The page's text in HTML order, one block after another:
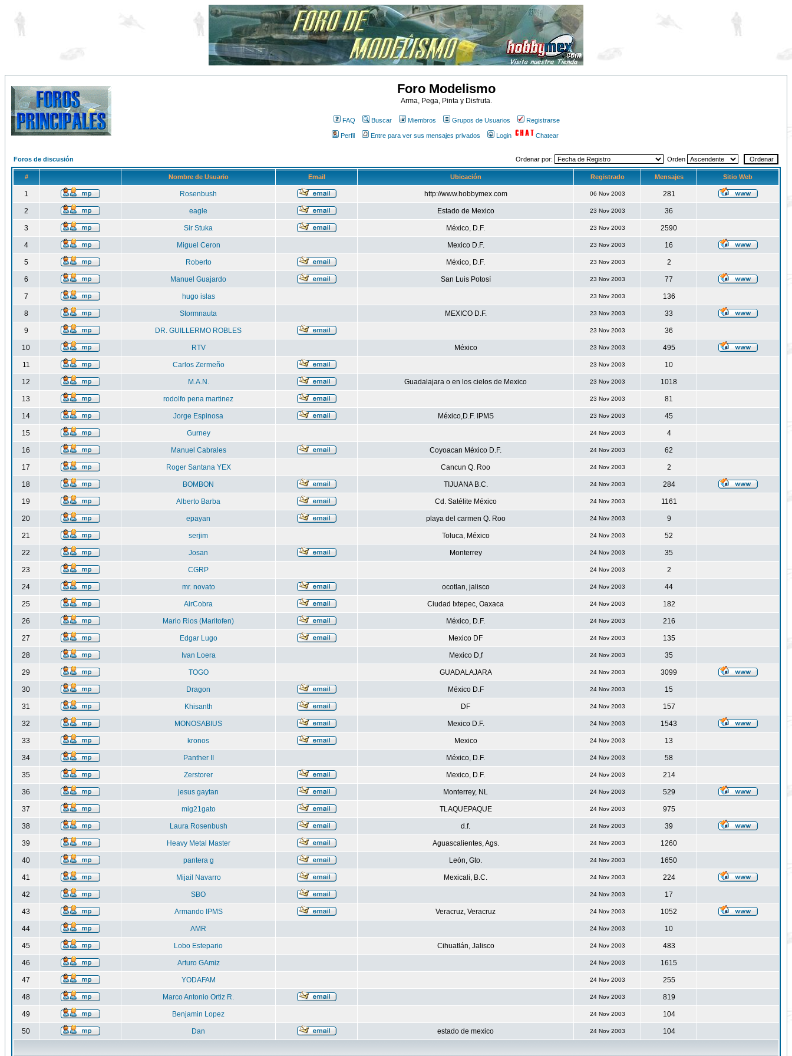
Foro Modelismo
Arma, Pega, Pinta y Disfruta.
FAQ Buscar Miembros Grupos de Usuarios Registrarse
Perfil Entre para ver sus mensajes privados Login Chatear
Foros de discusión Ordenar por: Orden
# Nombre de Usuario Email Ubicación Registrado Mensajes Sitio Web
1 Rosenbush http://www.hobbymex.com 06 Nov 2003 281
2 eagle Estado de Mexico 23 Nov 2003 36
3 Sir Stuka México, D.F. 23 Nov 2003 2590
4 Miguel Ceron Mexico D.F. 23 Nov 2003 16
5 Roberto México, D.F. 23 Nov 2003 2
6 Manuel Guajardo San Luis Potosí 23 Nov 2003 77
7 hugo islas 23 Nov 2003 136
8 Stormnauta MEXICO D.F. 23 Nov 2003 33
9 DR. GUILLERMO ROBLES 23 Nov 2003 36
10 RTV México 23 Nov 2003 495
11 Carlos Zermeño 23 Nov 2003 10
12 M.A.N. Guadalajara o en los cielos de Mexico 23 Nov 2003 1018
13 rodolfo pena martinez 23 Nov 2003 81
14 Jorge Espinosa México,D.F. IPMS 23 Nov 2003 45
15 Gurney 24 Nov 2003 4
16 Manuel Cabrales Coyoacan México D.F. 24 Nov 2003 62
17 Roger Santana YEX Cancun Q. Roo 24 Nov 2003 2
18 BOMBON TIJUANA B.C. 24 Nov 2003 284
19 Alberto Barba Cd. Satélite México 24 Nov 2003 1161
20 epayan playa del carmen Q. Roo 24 Nov 2003 9
21 serjim Toluca, México 24 Nov 2003 52
22 Josan Monterrey 24 Nov 2003 35
23 CGRP 24 Nov 2003 2
24 mr. novato ocotlan, jalisco 24 Nov 2003 44
25 AirCobra Ciudad Ixtepec, Oaxaca 24 Nov 2003 182
26 Mario Rios (Maritofen) México, D.F. 24 Nov 2003 216
27 Edgar Lugo Mexico DF 24 Nov 2003 135
28 Ivan Loera Mexico D,f 24 Nov 2003 35
29 TOGO GUADALAJARA 24 Nov 2003 3099
30 Dragon México D.F 24 Nov 2003 15
31 Khisanth DF 24 Nov 2003 157
32 MONOSABIUS Mexico D.F. 24 Nov 2003 1543
33 kronos Mexico 24 Nov 2003 13
34 Panther II México, D.F. 24 Nov 2003 58
35 Zerstorer Mexico, D.F. 24 Nov 2003 214
36 jesus gaytan Monterrey, NL 24 Nov 2003 529
37 mig21gato TLAQUEPAQUE 24 Nov 2003 975
38 Laura Rosenbush d.f. 24 Nov 2003 39
39 Heavy Metal Master Aguascalientes, Ags. 24 Nov 2003 1260
40 pantera g León, Gto. 24 Nov 2003 1650
41 Mijail Navarro Mexicali, B.C. 24 Nov 2003 224
42 SBO 24 Nov 2003 17
43 Armando IPMS Veracruz, Veracruz 24 Nov 2003 1052
44 AMR 24 Nov 2003 10
45 Lobo Estepario Cihuatlán, Jalisco 24 Nov 2003 483
46 Arturo GAmiz 24 Nov 2003 1615
47 YODAFAM 24 Nov 2003 255
48 Marco Antonio Ortiz R. 24 Nov 2003 819
49 Benjamin Lopez 24 Nov 2003 104
50 Dan estado de mexico 24 Nov 2003 104